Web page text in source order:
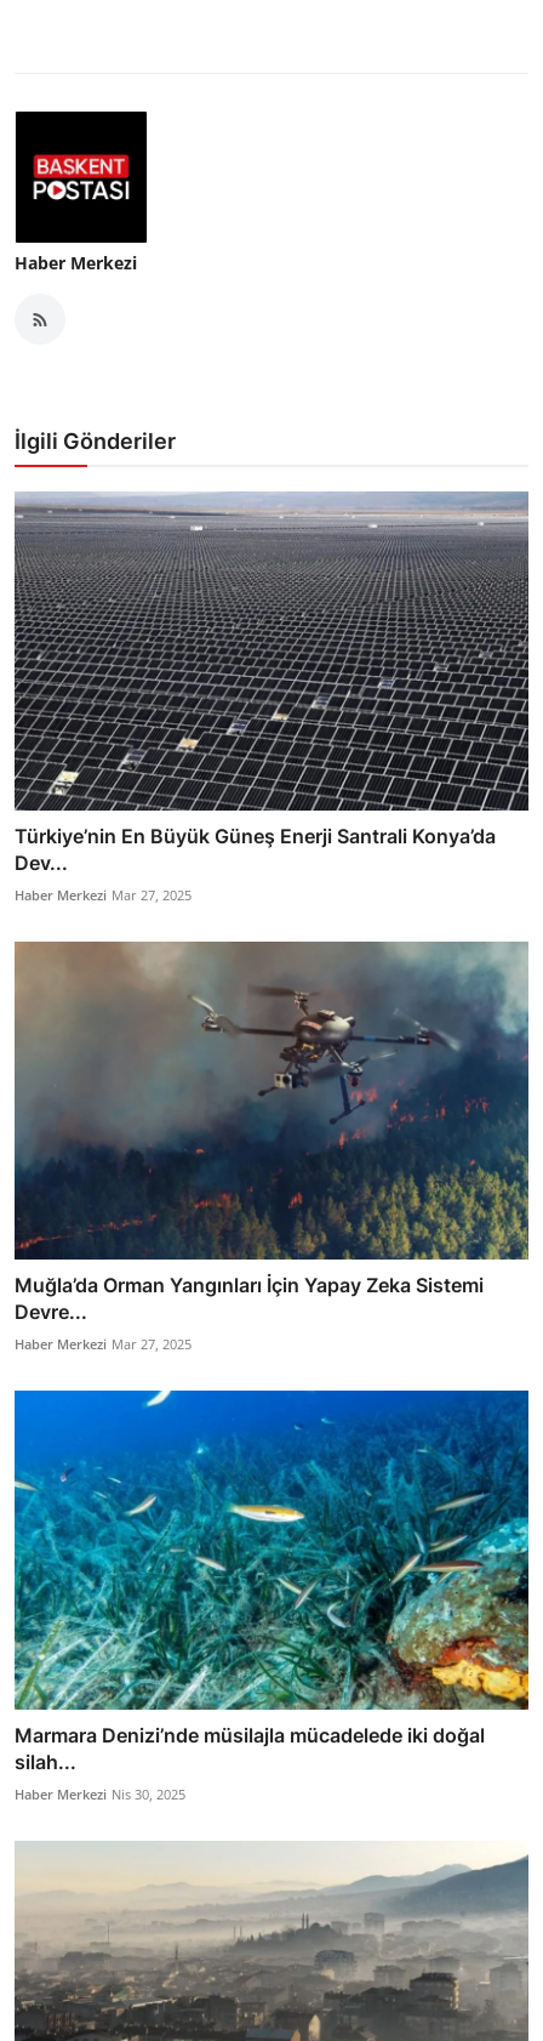
Haber Merkezi
İlgili Gönderiler
Türkiye’nin En Büyük Güneş Enerji Santrali Konya’da
Dev...
Haber Merkezi Mar 27, 2025
Muğla’da Orman Yangınları İçin Yapay Zeka Sistemi
Devre...
Haber Merkezi Mar 27, 2025
Marmara Denizi’nde müsilajla mücadelede iki doğal
silah...
Haber Merkezi Nis 30, 2025